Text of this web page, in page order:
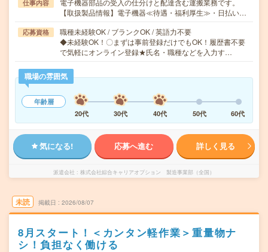
仕事内容
電子機器部品の受入の仕分けと配達含む運搬業務です。
【取扱製品情報】電子機器≪待遇・福利厚生≫・日払い…
応募資格
職種未経験OK / ブランクOK / 英語力不要
◆未経験OK！〇まずは事前登録だけでもOK！履歴書不要
で気軽にオンライン登録★氏名・職種などを入力す…
職場の雰囲気
年齢層
20代
30代 40代 50代 60代
気になる! 応募へ進む 詳しく見る
派遣会社 株式会社綜合キャリアオプション 製造事業部（全国）
未読 掲載日 2026/08/07
8月スタート！＜カンタン軽作業＞重量物ナ
シ！負担なく働ける